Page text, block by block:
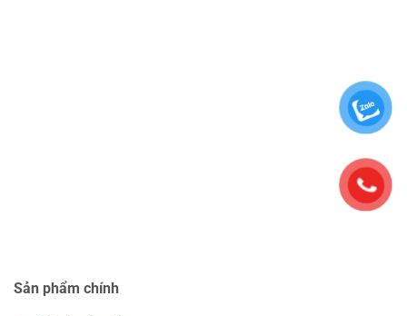
Sản phẩm chính